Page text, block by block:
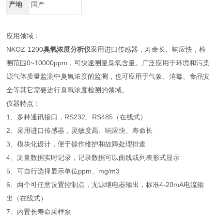
产地 国产
应用领域：
NKOZ-1200臭氧浓度分析仪采用进口传感器，寿命长、响应快，检
测范围0~10000ppm，可快速测量臭氧含量。广泛应用于环境和污染
源气体质量监测中臭氧浓度的监测，也可应用于气象、消毒、食品安
全等其它需要进行臭氧浓度检测的领域。
仪器特点：
1、多种通讯接口，RS232、RS485（在线式）
2、采用进口传感器，灵敏度高、响应快、寿命长
3、模块化设计，便于操作维护和故障处理排查
4、测量数据实时记录，记录数据可以曲线或列表形式显示
5、可自行选择显示单位ppm、mg/m3
6、两个可任意设置控制点，无源继电器输出，标准4-20mA电流输
出（在线式）
7、内置长寿命采样泵